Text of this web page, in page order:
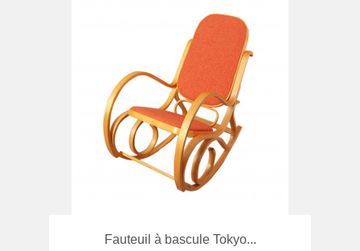
Fauteuil à bascule Tokyo...